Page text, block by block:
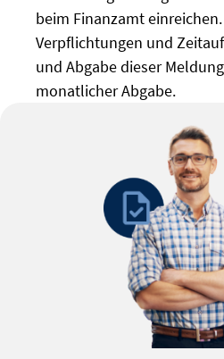
beim Finanzamt
Verpflichtungen und
und Abgabe dieser
monatlicher Abgabe.